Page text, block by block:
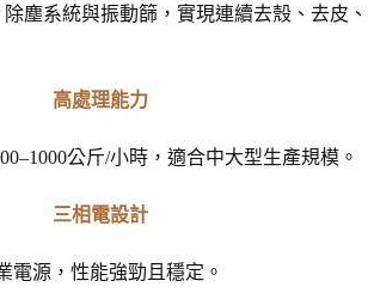
塵系統與振動篩，實現連續去殼、去皮、
高處理能力
公斤/小時，適合中大型生產規模。
三相電設計
電源，性能強勁且穩定。